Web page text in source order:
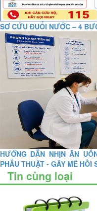
SƠ CỨU ĐUỐI NƯỚC – 4
HƯỚNG DẪN NHỊN ĂN
PHẪU THUẬT - GÂY MÊ HỒI
Tin cùng loại